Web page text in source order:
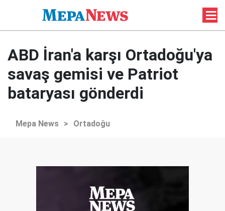
ABD İran'a karşı Ortadoğu'ya
savaş gemisi ve Patriot
bataryası gönderdi
Mepa News > Ortadoğu